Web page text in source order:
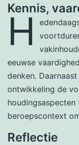
Kennis,
H
eeuwse
denken.
ontwikkeling de
beroepscontext
Reflectie